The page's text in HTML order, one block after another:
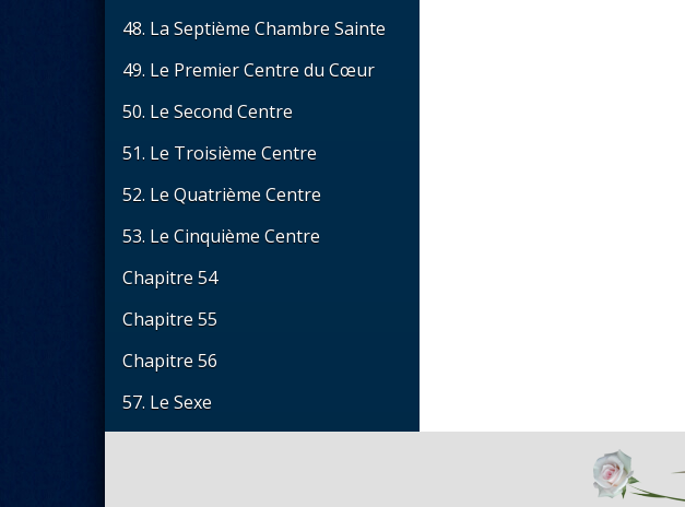
48. La Septième Chambre Sainte
49. Le Premier Centre du Cœur
50. Le Second Centre
51. Le Troisième Centre
52. Le Quatrième Centre
53. Le Cinquième Centre
Chapitre 54
Chapitre 55
Chapitre 56
57. Le Sexe